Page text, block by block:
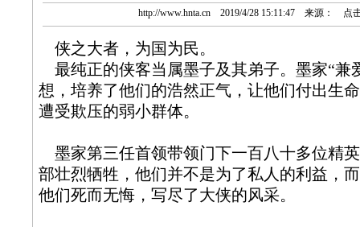
http://www.hnta.cn 2019/4/28 15:11:47 来源： 点
侠之大者，为国为民。
最纯正的侠客当属墨子及其弟子。墨家“兼
想，培养了他们的浩然正气，让他们付出生
遭受欺压的弱小群体。
墨家第三任首领带领门下一百八十多位精
部壮烈牺牲，他们并不是为了私人的利益，
他们死而无悔，写尽了大侠的风采。